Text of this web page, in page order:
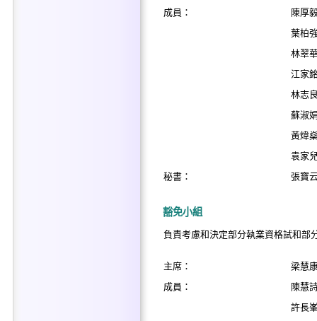
成員：
陳厚
葉柏
林翠
江家
林志
蘇淑
黃煒
袁家
秘書：
張寶
豁免小組
負責考慮和決定部分執業資格試和部
主席：
梁慧
成員：
陳慧
許長